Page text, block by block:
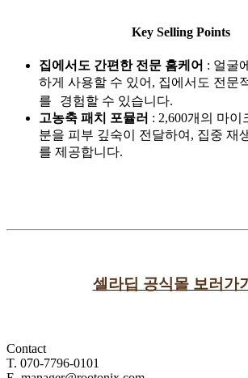
Key Selling Points
집에서도 간편한 전문 홈케어 : 얼굴
하게 사용할 수 있어, 집에서도 전문
를 경험할 수 있습니다.
고농축 패치 포뮬러 : 2,600개의 마
분을 피부 깊숙이 전달하여, 집중 재
를 제공합니다.
셀라딥 공식몰 보러가
Contact
T. 070-7796-0101